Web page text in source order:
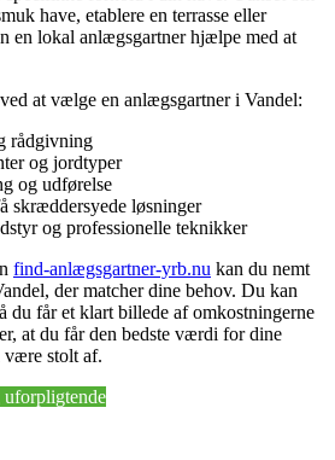
have, etablere en terrasse eller
en lokal anlægsgartner hjælpe med at
at vælge en anlægsgartner i Vandel:
rådgivning
og jordtyper
og udførelse
skræddersyede løsninger
og professionelle teknikker
find-anlægsgartner-yrb.nu kan du nemt
der matcher dine behov. Du kan
du får et klart billede af omkostningerne
at du får den bedste værdi for dine
være stolt af.